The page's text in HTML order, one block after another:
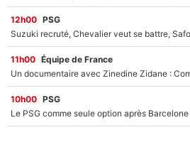
12h00 PSG
11h00 Équipe de France
10h00 PSG